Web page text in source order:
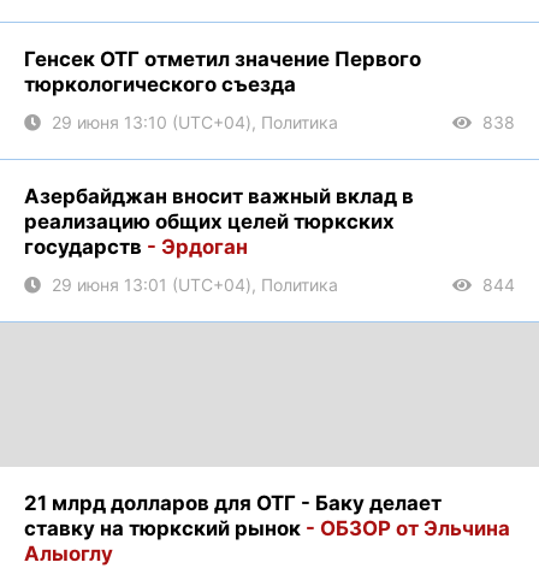
Генсек ОТГ отметил значение Первого
тюркологического съезда
29 июня 13:10 (UTC+04), Политика 838
Азербайджан вносит важный вклад в
реализацию общих целей тюркских
государств - Эрдоган
29 июня 13:01 (UTC+04), Политика 844
21 млрд долларов для ОТГ - Баку делает
ставку на тюркский рынок - ОБЗОР от Эльчина
Алыоглу